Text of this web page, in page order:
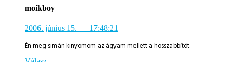
moikboy
2006. június 15. — 17:48:21
Én meg simán kinyomom az ágyam mellett a hosszabbítót.